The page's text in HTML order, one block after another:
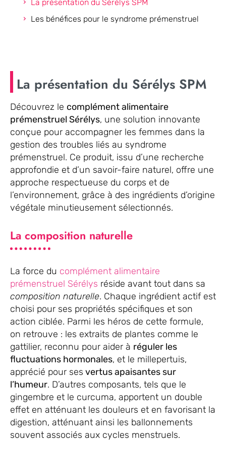
La présentation du Sérélys SPM
Les bénéfices pour le syndrome prémenstruel
La présentation du Sérélys SPM
Découvrez le complément alimentaire
prémenstruel Sérélys, une solution innovante
conçue pour accompagner les femmes dans la
gestion des troubles liés au syndrome
prémenstruel. Ce produit, issu d’une recherche
approfondie et d’un savoir-faire naturel, offre une
approche respectueuse du corps et de
l’environnement, grâce à des ingrédients d’origine
végétale minutieusement sélectionnés.
La composition naturelle
La force du complément alimentaire
prémenstruel Sérélys réside avant tout dans sa
composition naturelle. Chaque ingrédient actif est
choisi pour ses propriétés spécifiques et son
action ciblée. Parmi les héros de cette formule,
on retrouve : les extraits de plantes comme le
gattilier, reconnu pour aider à réguler les
fluctuations hormonales, et le millepertuis,
apprécié pour ses vertus apaisantes sur
l’humeur. D’autres composants, tels que le
gingembre et le curcuma, apportent un double
effet en atténuant les douleurs et en favorisant la
digestion, atténuant ainsi les ballonnements
souvent associés aux cycles menstruels.